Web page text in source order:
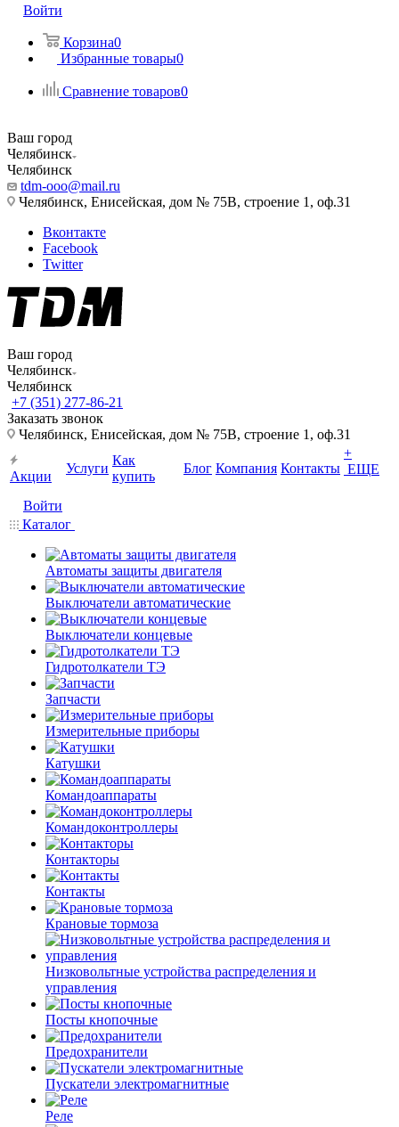
Войти
Корзина0
Избранные товары0
Сравнение товаров0
Ваш город
Челябинск
Челябинск
tdm-ooo@mail.ru
Челябинск, Енисейская, дом № 75В, строение 1, оф.31
Вконтакте
Facebook
Twitter
Ваш город
Челябинск
Челябинск
+7 (351) 277-86-21
Заказать звонок
Челябинск, Енисейская, дом № 75В, строение 1, оф.31
Акции
Услуги
Как
купить
Блог Компания Контакты
+
ЕЩЕ
Войти
Каталог
Автоматы защиты двигателя
Выключатели автоматические
Выключатели концевые
Гидротолкатели ТЭ
Запчасти
Измерительные приборы
Катушки
Командоаппараты
Командоконтроллеры
Контакторы
Контакты
Крановые тормоза
Низковольтные устройства распределения и
управления
Посты кнопочные
Предохранители
Пускатели электромагнитные
Реле